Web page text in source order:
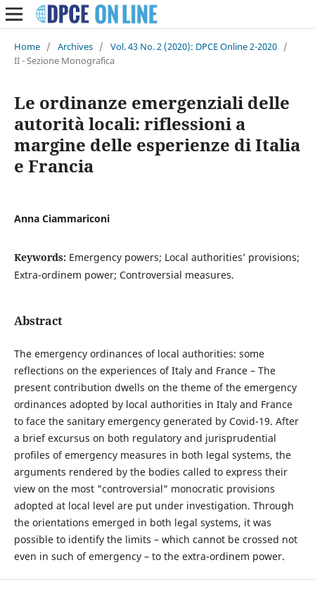
Home / Archives / Vol. 43 No. 2 (2020): DPCE Online 2-2020 /
II - Sezione Monografica
Le ordinanze emergenziali delle
autorità locali: riflessioni a
margine delle esperienze di Italia
e Francia
Anna Ciammariconi
Keywords: Emergency powers; Local authorities’ provisions;
Extra-ordinem power; Controversial measures.
Abstract
The emergency ordinances of local authorities: some
reflections on the experiences of Italy and France – The
present contribution dwells on the theme of the emergency
ordinances adopted by local authorities in Italy and France
to face the sanitary emergency generated by Covid-19. After
a brief excursus on both regulatory and jurisprudential
profiles of emergency measures in both legal systems, the
arguments rendered by the bodies called to express their
view on the most "controversial" monocratic provisions
adopted at local level are put under investigation. Through
the orientations emerged in both legal systems, it was
possible to identify the limits – which cannot be crossed not
even in such of emergency – to the extra-ordinem power.